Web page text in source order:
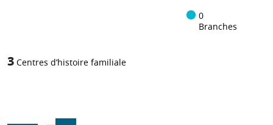
0
Branches
3 Centres d’histoire familiale